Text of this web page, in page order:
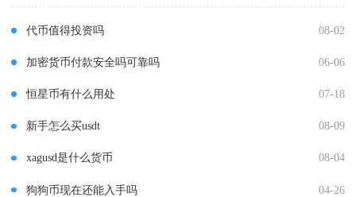
代币值得投资吗 08-02
加密货币付款安全吗可靠吗 06-06
恒星币有什么用处 07-18
新手怎么买usdt 08-09
xagusd是什么货币 08-04
狗狗币现在还能入手吗 04-26